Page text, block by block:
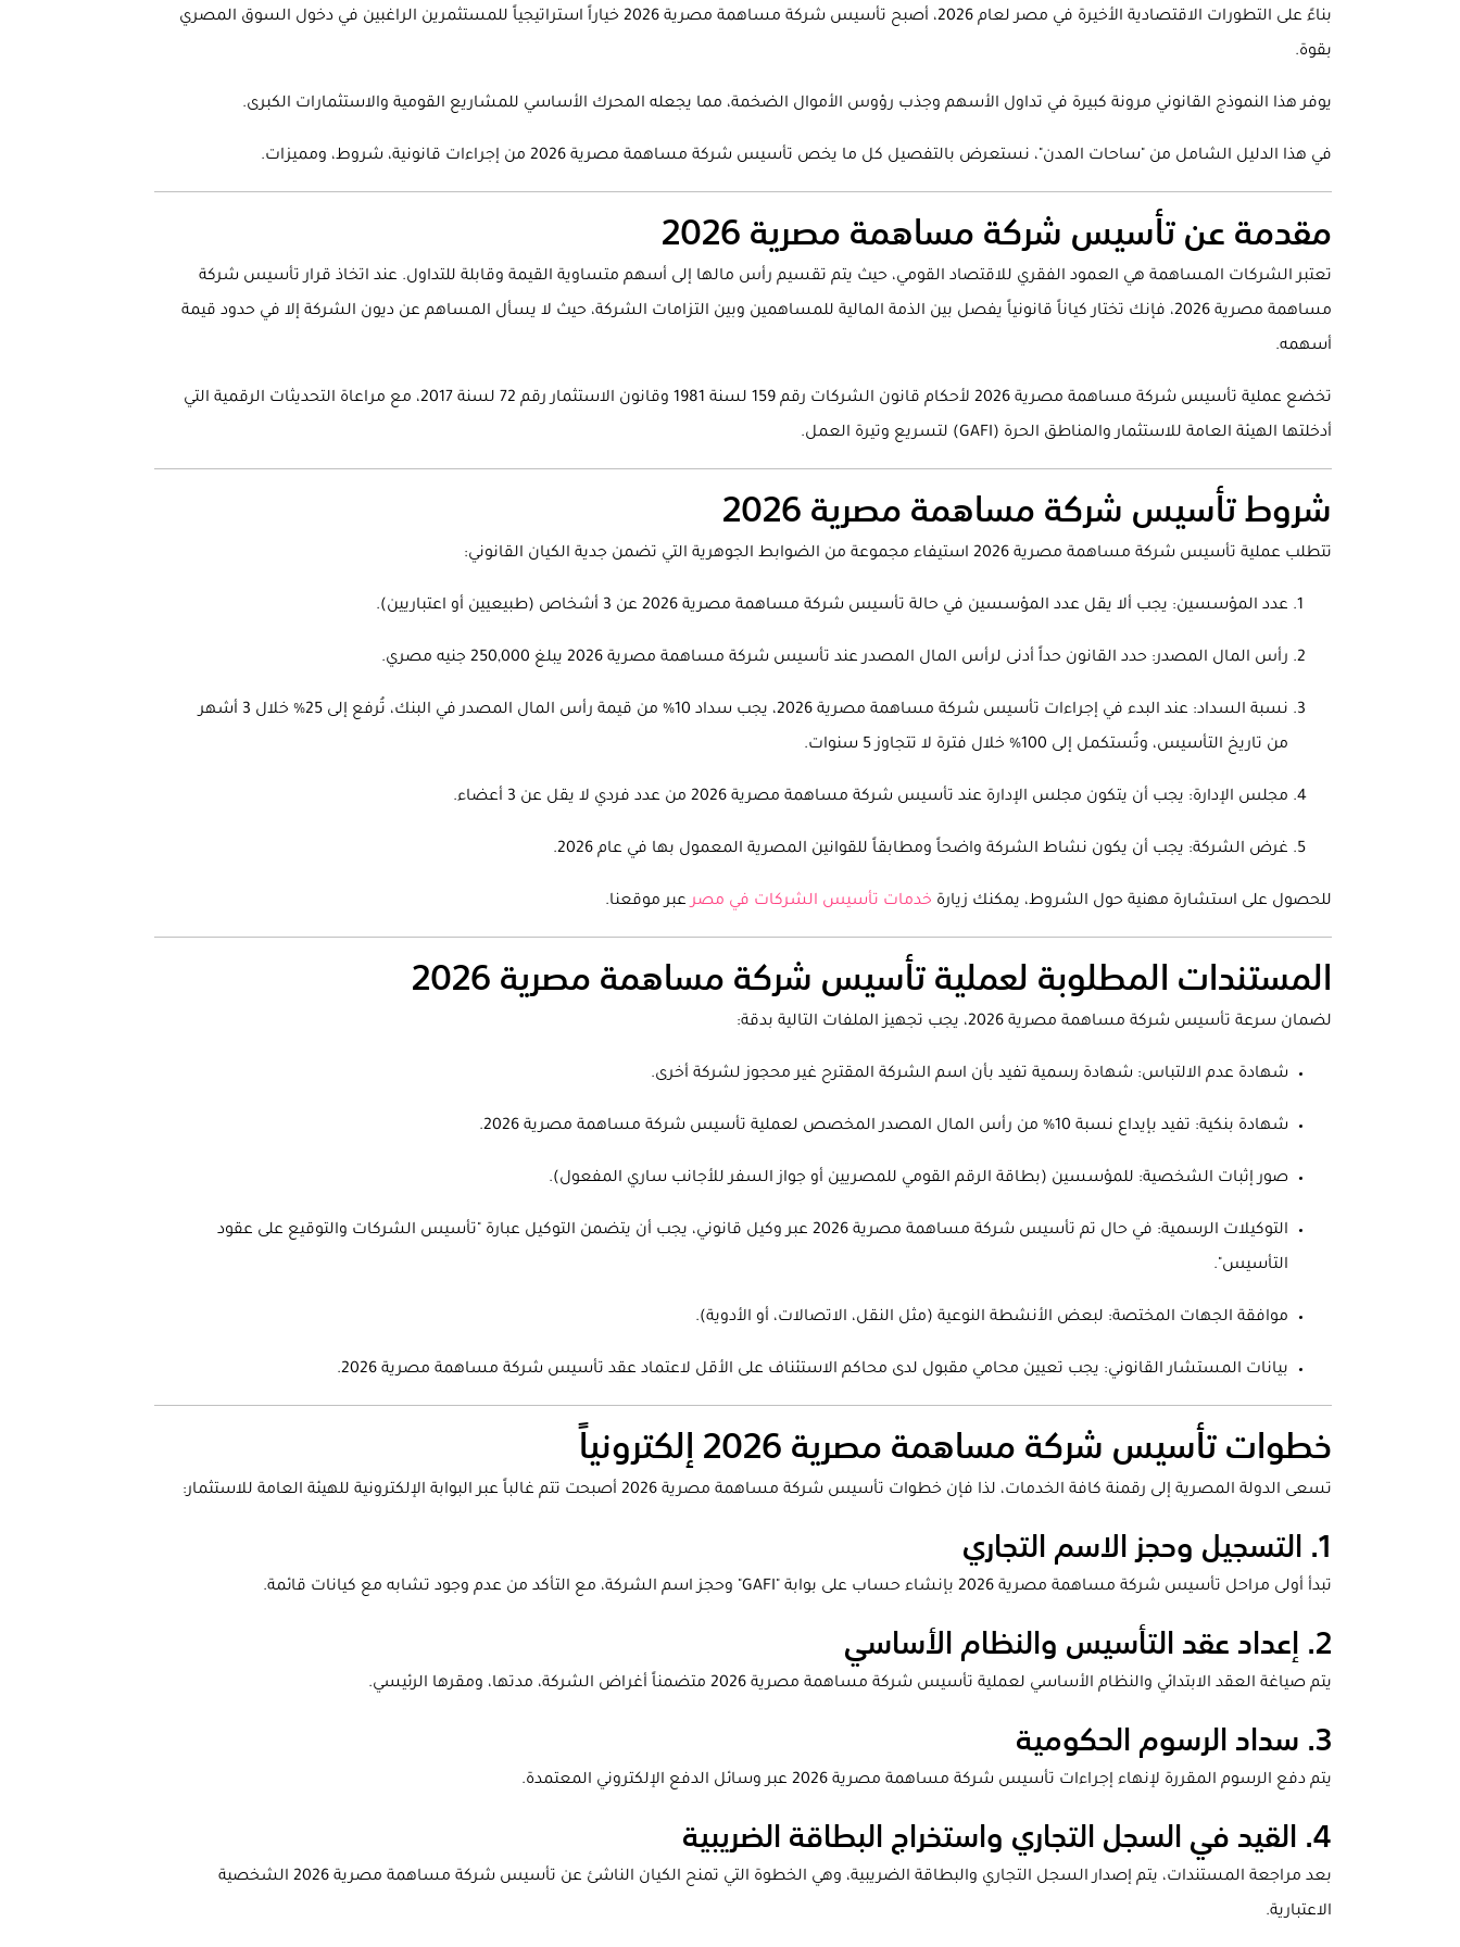
بناءً على التطورات الاقتصادية الأخيرة في مصر لعام 2026، أصبح تأسيس شركة مساهمة مصرية 2026 خياراً استراتيجياً للمستثمرين الراغبين في دخول السوق المصري
بقوة.
يوفر هذا النموذج القانوني مرونة كبيرة في تداول الأسهم وجذب رؤوس الأموال الضخمة، مما يجعله المحرك الأساسي للمشاريع القومية والاستثمارات الكبرى.
في هذا الدليل الشامل من "ساحات المدن"، نستعرض بالتفصيل كل ما يخص تأسيس شركة مساهمة مصرية 2026 من إجراءات قانونية، شروط، ومميزات.
مقدمة عن تأسيس شركة مساهمة مصرية 2026
تعتبر الشركات المساهمة هي العمود الفقري للاقتصاد القومي، حيث يتم تقسيم رأس مالها إلى أسهم متساوية القيمة وقابلة للتداول. عند اتخاذ قرار تأسيس شركة
مساهمة مصرية 2026، فإنك تختار كياناً قانونياً يفصل بين الذمة المالية للمساهمين وبين التزامات الشركة، حيث لا يسأل المساهم عن ديون الشركة إلا في حدود قيمة
أسهمه.
تخضع عملية تأسيس شركة مساهمة مصرية 2026 لأحكام قانون الشركات رقم 159 لسنة 1981 وقانون الاستثمار رقم 72 لسنة 2017، مع مراعاة التحديثات الرقمية التي
أدخلتها الهيئة العامة للاستثمار والمناطق الحرة (GAFI) لتسريع وتيرة العمل.
شروط تأسيس شركة مساهمة مصرية 2026
تتطلب عملية تأسيس شركة مساهمة مصرية 2026 استيفاء مجموعة من الضوابط الجوهرية التي تضمن جدية الكيان القانوني:
عدد المؤسسين: يجب ألا يقل عدد المؤسسين في حالة تأسيس شركة مساهمة مصرية 2026 عن 3 أشخاص (طبيعيين أو اعتباريين).
رأس المال المصدر: حدد القانون حداً أدنى لرأس المال المصدر عند تأسيس شركة مساهمة مصرية 2026 يبلغ 250,000 جنيه مصري.
نسبة السداد: عند البدء في إجراءات تأسيس شركة مساهمة مصرية 2026، يجب سداد 10% من قيمة رأس المال المصدر في البنك، تُرفع إلى 25% خلال 3 أشهر
من تاريخ التأسيس، وتُستكمل إلى 100% خلال فترة لا تتجاوز 5 سنوات.
مجلس الإدارة: يجب أن يتكون مجلس الإدارة عند تأسيس شركة مساهمة مصرية 2026 من عدد فردي لا يقل عن 3 أعضاء.
غرض الشركة: يجب أن يكون نشاط الشركة واضحاً ومطابقاً للقوانين المصرية المعمول بها في عام 2026.
للحصول على استشارة مهنية حول الشروط، يمكنك زيارة خدمات تأسيس الشركات في مصر عبر موقعنا.
المستندات المطلوبة لعملية تأسيس شركة مساهمة مصرية 2026
لضمان سرعة تأسيس شركة مساهمة مصرية 2026، يجب تجهيز الملفات التالية بدقة:
شهادة عدم الالتباس: شهادة رسمية تفيد بأن اسم الشركة المقترح غير محجوز لشركة أخرى.
شهادة بنكية: تفيد بإيداع نسبة 10% من رأس المال المصدر المخصص لعملية تأسيس شركة مساهمة مصرية 2026.
صور إثبات الشخصية: للمؤسسين (بطاقة الرقم القومي للمصريين أو جواز السفر للأجانب ساري المفعول).
التوكيلات الرسمية: في حال تم تأسيس شركة مساهمة مصرية 2026 عبر وكيل قانوني، يجب أن يتضمن التوكيل عبارة "تأسيس الشركات والتوقيع على عقود
التأسيس".
موافقة الجهات المختصة: لبعض الأنشطة النوعية (مثل النقل، الاتصالات، أو الأدوية).
بيانات المستشار القانوني: يجب تعيين محامي مقبول لدى محاكم الاستئناف على الأقل لاعتماد عقد تأسيس شركة مساهمة مصرية 2026.
خطوات تأسيس شركة مساهمة مصرية 2026 إلكترونياً
تسعى الدولة المصرية إلى رقمنة كافة الخدمات، لذا فإن خطوات تأسيس شركة مساهمة مصرية 2026 أصبحت تتم غالباً عبر البوابة الإلكترونية للهيئة العامة للاستثمار:
1. التسجيل وحجز الاسم التجاري
تبدأ أولى مراحل تأسيس شركة مساهمة مصرية 2026 بإنشاء حساب على بوابة "GAFI" وحجز اسم الشركة، مع التأكد من عدم وجود تشابه مع كيانات قائمة.
2. إعداد عقد التأسيس والنظام الأساسي
يتم صياغة العقد الابتدائي والنظام الأساسي لعملية تأسيس شركة مساهمة مصرية 2026 متضمناً أغراض الشركة، مدتها، ومقرها الرئيسي.
3. سداد الرسوم الحكومية
يتم دفع الرسوم المقررة لإنهاء إجراءات تأسيس شركة مساهمة مصرية 2026 عبر وسائل الدفع الإلكتروني المعتمدة.
4. القيد في السجل التجاري واستخراج البطاقة الضريبية
بعد مراجعة المستندات، يتم إصدار السجل التجاري والبطاقة الضريبية، وهي الخطوة التي تمنح الكيان الناشئ عن تأسيس شركة مساهمة مصرية 2026 الشخصية
الاعتبارية.